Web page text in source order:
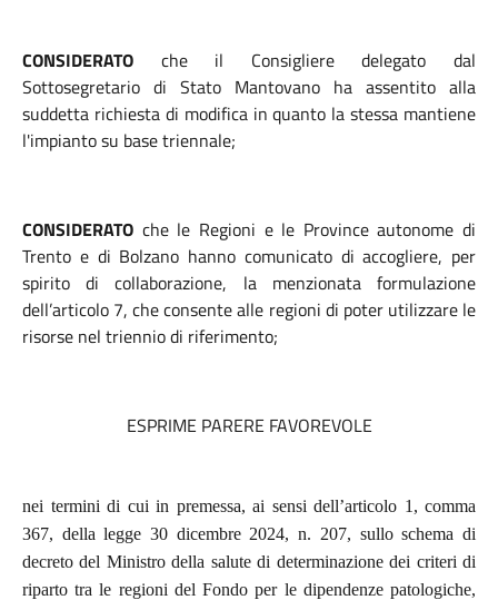
CONSIDERATO che il Consigliere delegato dal
Sottosegretario di Stato Mantovano ha assentito alla
suddetta richiesta di modifica in quanto la stessa mantiene
l'impianto su base triennale;
CONSIDERATO che le Regioni e le Province autonome di
Trento e di Bolzano hanno comunicato di accogliere, per
spirito di collaborazione, la menzionata formulazione
dell’articolo 7, che consente alle regioni di poter utilizzare le
risorse nel triennio di riferimento;
ESPRIME PARERE FAVOREVOLE
nei termini di cui in premessa, ai sensi dell’articolo 1, comma
367, della legge 30 dicembre 2024, n. 207, sullo schema di
decreto del Ministro della salute di determinazione dei criteri di
riparto tra le regioni del Fondo per le dipendenze patologiche,